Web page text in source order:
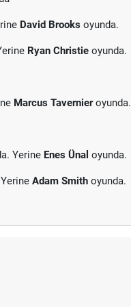
David Brooks oyunda.
Ryan Christie oyunda.
Marcus Tavernieroyunda.
Yerine Enes Ünal oyunda.
Adam Smith oyunda.